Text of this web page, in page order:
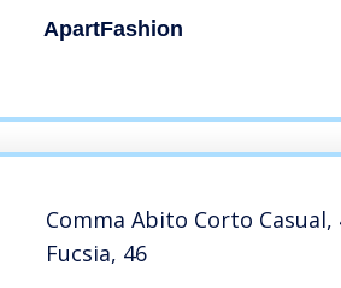
ApartFashion
Comma Abito Corto Casual,
Fucsia, 46